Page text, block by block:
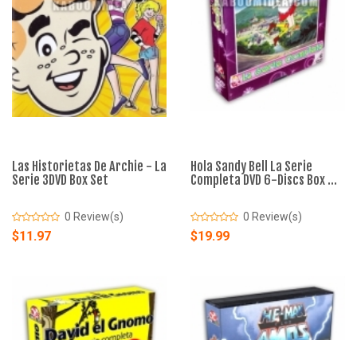
Las Historietas De Archie - La
Serie 3DVD Box Set
0 Review(s)
$11.97
Hola Sandy Bell La Serie
Completa DVD 6-Discs Box ...
0 Review(s)
$19.99